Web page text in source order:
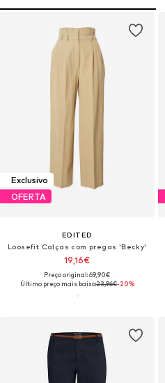
Exclusivo
OFERTA
EDITED
Loosefit Calças com pregas 'Becky'
19,16€
Preço original: 69,90€
Último preço mais baixo:23,96€-20%